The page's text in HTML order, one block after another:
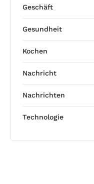
Geschäft
Gesundheit
Kochen
Nachricht
Nachrichten
Technologie